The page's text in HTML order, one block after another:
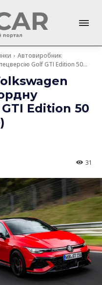
Автовиробник
Golf GTI Edition 50...
Edition 50
31